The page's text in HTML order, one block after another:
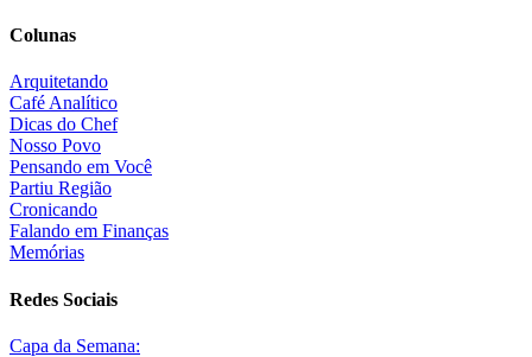
Colunas
Arquitetando
Café Analítico
Dicas do Chef
Nosso Povo
Pensando em Você
Partiu Região
Cronicando
Falando em Finanças
Memórias
Redes Sociais
Capa da Semana: